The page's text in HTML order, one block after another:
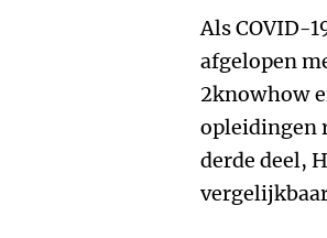
Als COVID-
afgelopen
2knowhow
opleidingen
derde deel,